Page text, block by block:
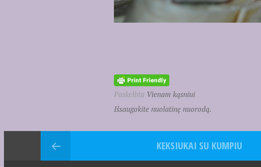
Paskelbta Vienam kąsniui
Išsaugokite nuolatinę nuorodą.
KEKSIUKAI SU KUMPIU